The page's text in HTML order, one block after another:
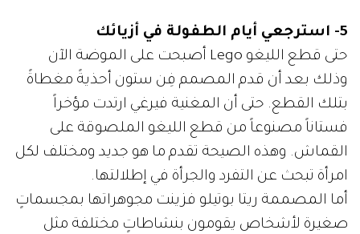
5- استرجعي أيام الطفولة في أزيائك
حتى قطع الليغو Lego أصبحت على الموضة الآن
وذلك بعد أن قدم المصمم فِن ستون أحذيةً مغطاةً
بتلك القطع. حتى أن المغنية فيرغي ارتدت مؤخراً
فستاناً مصنوعاً من قطع الليغو الملصوقة على
القماش. وهذه الصيحة تقدم ما هو جديد ومختلف لكل
امرأة تبحث عن التفرد والجرأة في إطلالتها.
أما المصممة ريتا بوتيلو فزينت مجوهراتها بمجسماتٍ
صغيرة لأشخاص يقومون بنشاطاتٍ مختلفة مثل